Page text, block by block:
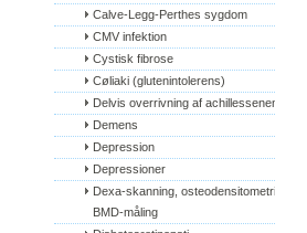
Calve-Legg-Perthes sygdom
CMV infektion
Cystisk fibrose
Cøliaki (glutenintolerens)
Delvis overrivning af achillessenen
Demens
Depression
Depressioner
Dexa-skanning, osteodensitometri,
BMD-måling